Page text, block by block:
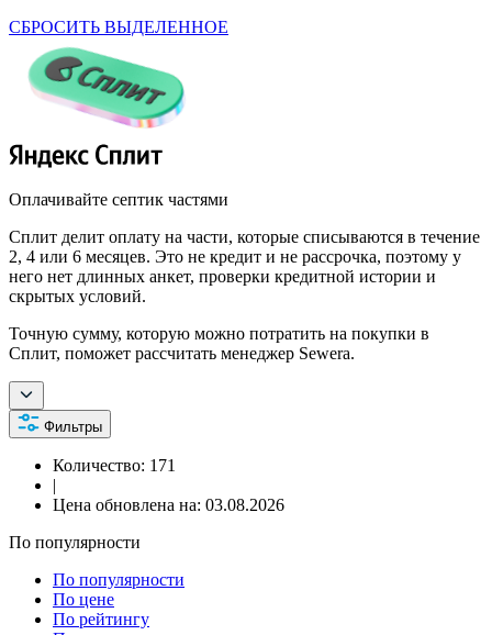
СБРОСИТЬ ВЫДЕЛЕННОЕ
Оплачивайте септик частями
Сплит делит оплату на части, которые списываются в течение
2, 4 или 6 месяцев. Это не кредит и не рассрочка, поэтому у
него нет длинных анкет, проверки кредитной истории и
скрытых условий.
Точную сумму, которую можно потратить на покупки в
Сплит, поможет рассчитать менеджер Sewera.
Фильтры
Количество: 171
|
Цена обновлена на: 03.08.2026
По популярности
По популярности
По цене
По рейтингу